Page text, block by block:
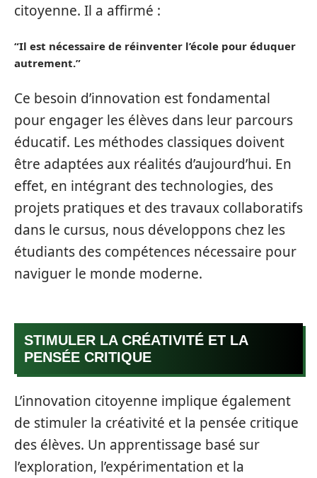
citoyenne. Il a affirmé :
“Il est nécessaire de réinventer l’école pour éduquer
autrement.”
Ce besoin d’innovation est fondamental
pour engager les élèves dans leur parcours
éducatif. Les méthodes classiques doivent
être adaptées aux réalités d’aujourd’hui. En
effet, en intégrant des technologies, des
projets pratiques et des travaux collaboratifs
dans le cursus, nous développons chez les
étudiants des compétences nécessaire pour
naviguer le monde moderne.
STIMULER LA CRÉATIVITÉ ET LA
PENSÉE CRITIQUE
L’innovation citoyenne implique également
de stimuler la créativité et la pensée critique
des élèves. Un apprentissage basé sur
l’exploration, l’expérimentation et la